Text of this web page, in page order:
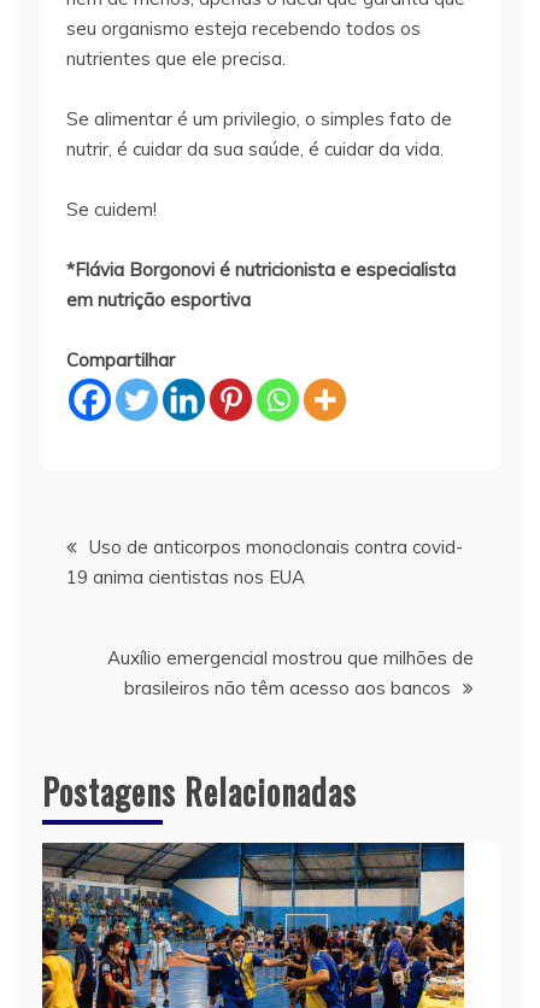
seu organismo esteja recebendo todos os
nutrientes que ele precisa.
Se alimentar é um privilegio, o simples fato de
nutrir, é cuidar da sua saúde, é cuidar da vida.
Se cuidem!
*Flávia Borgonovi é nutricionista e especialista
em nutrição esportiva
Compartilhar
Navegação
Uso de anticorpos monoclonais contra covid-
19 anima cientistas nos EUA
Auxílio emergencial mostrou que milhões de
brasileiros não têm acesso aos bancos
Postagens Relacionadas